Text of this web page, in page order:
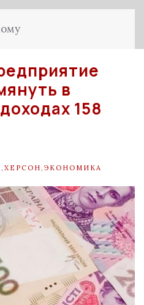
в
158
ХЕРСОН ЭКОНОМИКА